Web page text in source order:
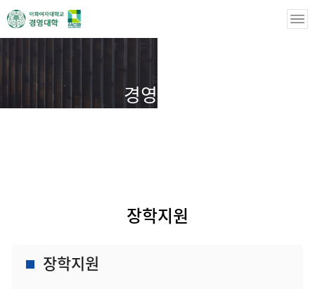
경영학부
장학지원
장학지원